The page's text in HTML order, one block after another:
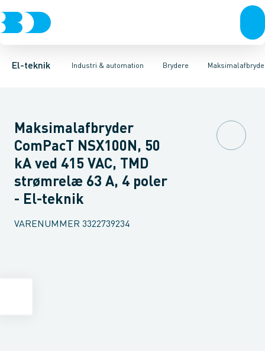
El-teknik Industri & automation
Afbrydere, stikkontakter & lampeudtagForgreningsmateriel
Brydere
Industristiksystemer Frekvensomformere og softstartere
Motorbetjening for effektafbryder Ombygningssæt til
Maksimalafbryder
ComPacT NSX100N, 50
kA ved 415 VAC, TMD
strømrelæ 63 A, 4 poler
- El-teknik
VARENUMMER 3322739234